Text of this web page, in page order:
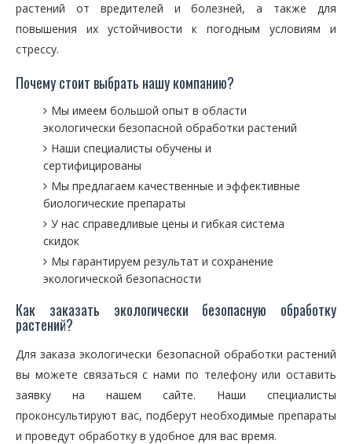
растений от вредителей и болезней, а также для
повышения их устойчивости к погодным условиям и
стрессу.
Почему стоит выбрать нашу компанию?
Мы имеем большой опыт в области
экологически безопасной обработки растений
Наши специалисты обучены и
сертифицированы
Мы предлагаем качественные и эффективные
биологические препараты
У нас справедливые цены и гибкая система
скидок
Мы гарантируем результат и сохранение
экологической безопасности
Как заказать экологически безопасную обработку
растений?
Для заказа экологически безопасной обработки растений
вы можете связаться с нами по телефону или оставить
заявку на нашем сайте. Наши специалисты
проконсультируют вас, подберут необходимые препараты
и проведут обработку в удобное для вас время.